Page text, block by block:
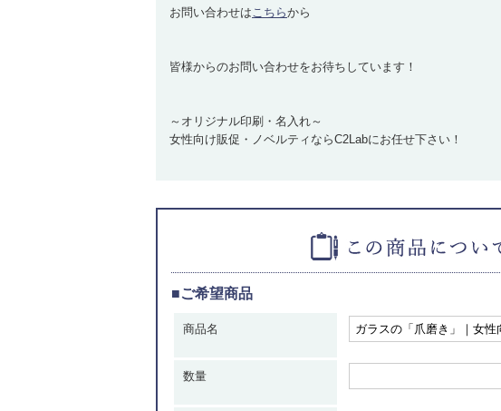
お問い合わせはこちらから
皆様からのお問い合わせをお待ちしています！
～オリジナル印刷・名入れ～
女性向け販促・ノベルティならC2Labにお任せ下さい！
■ご希望商品
商品名
数量